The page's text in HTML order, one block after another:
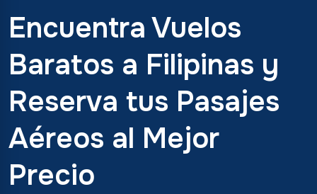
Encuentra Vuelos
Baratos a Filipinas y
Reserva tus Pasajes
Aéreos al Mejor
Precio